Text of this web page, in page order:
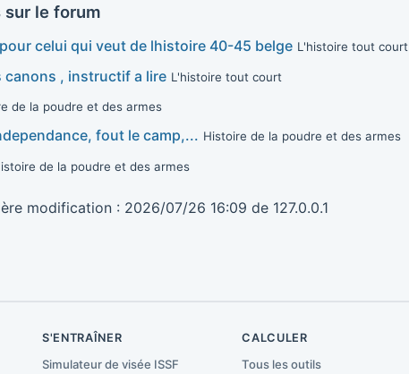
sur le forum
celui qui veut de lhistoire 40-45 belge L'histoire tout court
canons , instructif a lire L'histoire tout court
de la poudre et des armes
fout le camp,... Histoire de la poudre et des armes
de la poudre et des armes
modification : 2026/07/26 16:09 de 127.0.0.1
S'ENTRAÎNER
Simulateur de visée ISSF
CALCULER
Tous les outils